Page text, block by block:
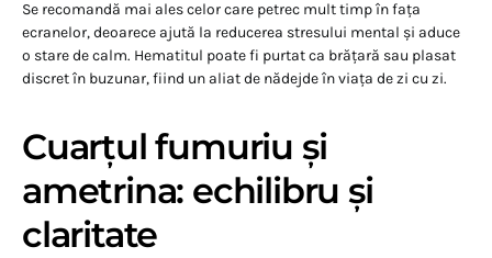
Se recomandă mai ales celor care petrec mult timp în fața
ecranelor, deoarece ajută la reducerea stresului mental și aduce
o stare de calm. Hematitul poate fi purtat ca brățară sau plasat
discret în buzunar, fiind un aliat de nădejde în viața de zi cu zi.
Cuarțul fumuriu și
ametrina: echilibru și
claritate